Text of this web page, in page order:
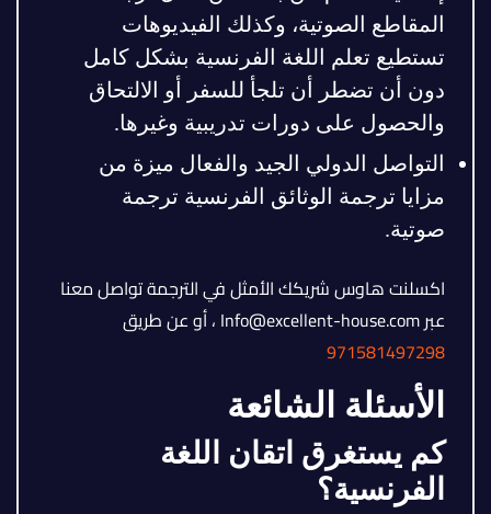
المقاطع الصوتية، وكذلك الفيديوهات
تستطيع تعلم اللغة الفرنسية بشكل كامل
دون أن تضطر أن تلجأ للسفر أو الالتحاق
والحصول على دورات تدريبية وغيرها.
التواصل الدولي الجيد والفعال ميزة من
مزايا ترجمة الوثائق الفرنسية ترجمة
صوتية.
اكسلنت هاوس شريكك الأمثل في الترجمة تواصل معنا
عبر Info@excellent-house.com ، أو عن طريق
971581497298
الأسئلة الشائعة
كم يستغرق اتقان اللغة
الفرنسية؟